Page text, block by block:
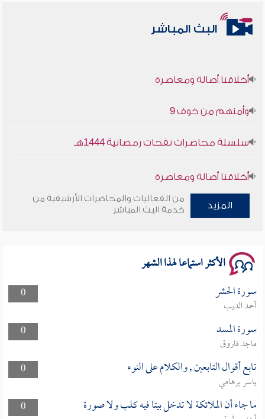
البث المباشر
أخلاقنا أصالة ومعاصرة
وأمنهم من خوف 9
سلسلة محاضرات نفحات رمضانية 1444هـ
أخلاقنا أصالة ومعاصرة
وأمنهم من خوف 9
المزيد
من الفعاليات والمحاضرات الأرشيفية من
خدمة البث المباشر
الأكثر استماعا لهذا الشهر
0 سورة الحشر
أحمد الديب
0
سورة المسد
ماجد فاروق
0
تابع أقوال التابعين , والكلام على النوء
ياسر برهامي
0
ما جاء أن الملائكة لا تدخل بيتا فيه كلب ولا صورة